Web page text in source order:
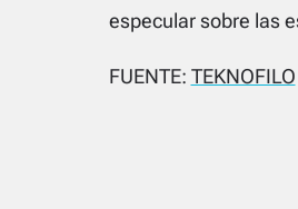
especular sobre las
FUENTE: TEKNOFILO